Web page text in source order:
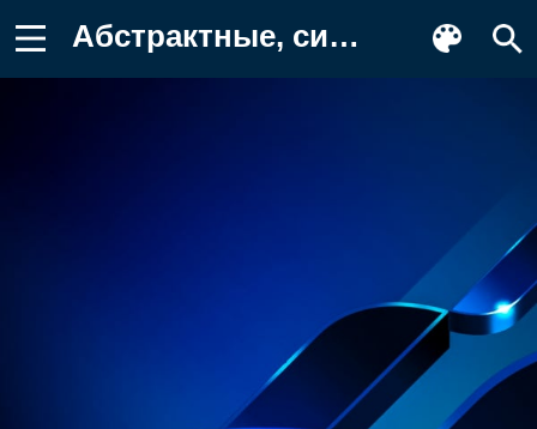
Абстрактные, синие, желтые Картинка